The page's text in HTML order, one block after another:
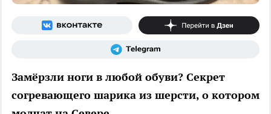
Замёрзли ноги в любой обуви? Секрет
согревающего шарика из шерсти, о котором